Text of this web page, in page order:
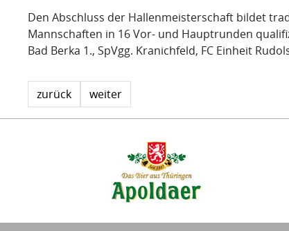
Den Abschluss der Hallenmeisterschaft bildet
Mannschaften in 16 Vor- und Hauptrunden
Bad Berka 1., SpVgg. Kranichfeld, FC Einheit
zurück weiter